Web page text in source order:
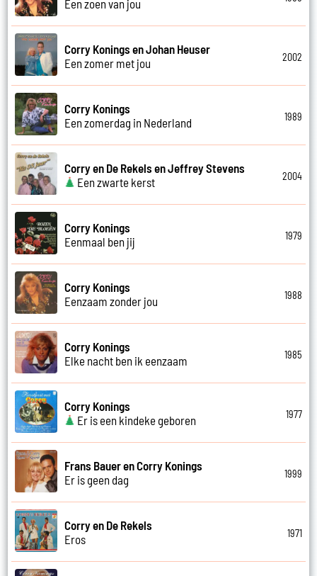
Een zoen van jou
Corry Konings en Johan Heuser
Een zomer met jou
2002
Corry Konings
Een zomerdag in Nederland
1989
Corry en De Rekels en Jeffrey Stevens
Een zwarte kerst
2004
Corry Konings
Eenmaal ben jij
1979
Corry Konings
Eenzaam zonder jou
1988
Corry Konings
Elke nacht ben ik eenzaam
1985
Corry Konings
Er is een kindeke geboren
1977
Frans Bauer en Corry Konings
Er is geen dag
1999
Corry en De Rekels
Eros
1971